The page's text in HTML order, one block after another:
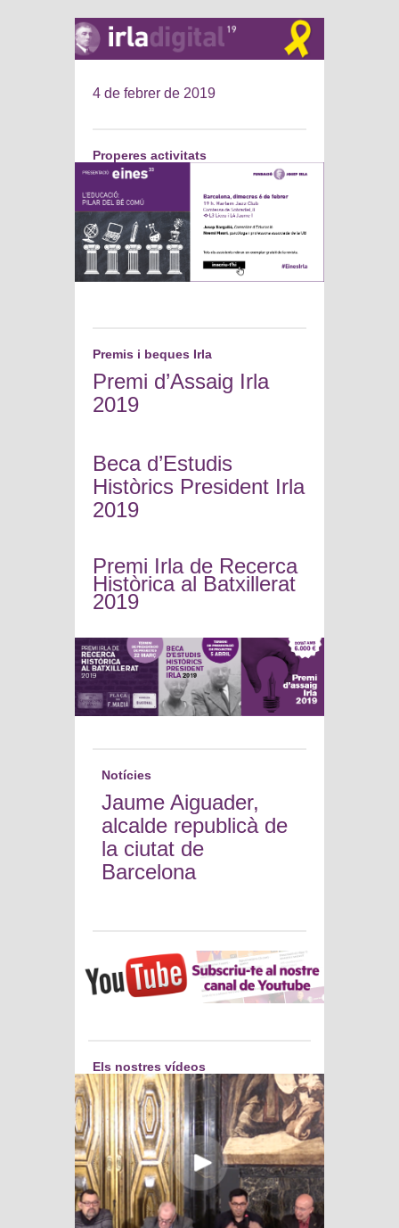
4 de febrer de 2019
Properes activitats
Premis i beques Irla
Premi d’Assaig Irla
2019
Beca d’Estudis
Històrics President Irla
2019
Premi Irla de Recerca
Històrica al Batxillerat
2019
Notícies
Jaume Aiguader,
alcalde republicà de
la ciutat de
Barcelona
Els nostres vídeos